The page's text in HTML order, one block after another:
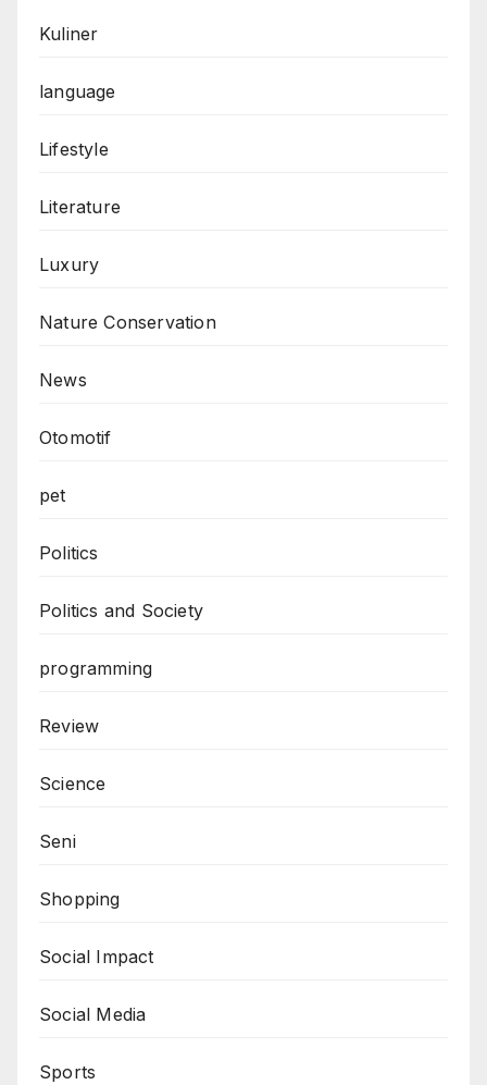
Kuliner
language
Lifestyle
Literature
Luxury
Nature Conservation
News
Otomotif
pet
Politics
Politics and Society
programming
Review
Science
Seni
Shopping
Social Impact
Social Media
Sports